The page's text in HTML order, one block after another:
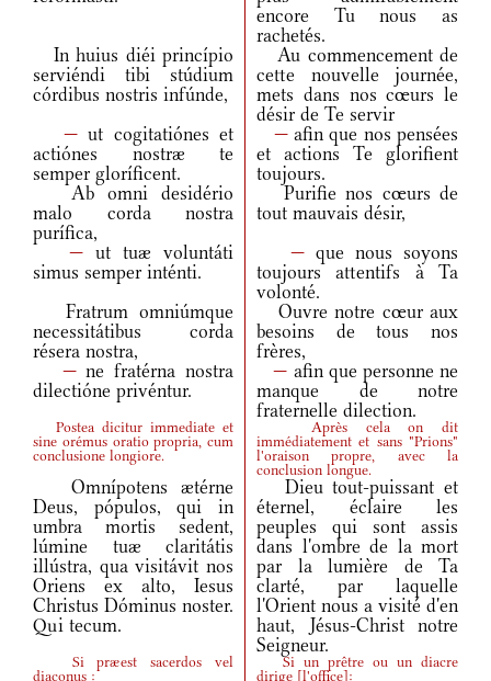
encore Tu nous as
rachetés.
In huius diéi princípio
serviéndi tibi stúdium
córdibus nostris infúnde,
Au commencement de
cette nouvelle journée,
mets dans nos cœurs le
désir de Te servir
— ut cogitatiónes et
actiónes nostræ te
semper gloríficent.
—afin que nos pensées
et actions Te glorifient
toujours.
Ab omni desidério
malo corda nostra
purífica,
Purifie nos cœurs de
tout mauvais désir,
— ut tuæ voluntáti
simus semper inténti.
—que nous soyons
toujours attentifs à Ta
volonté.
Fratrum omniúmque
necessitátibus corda
résera nostra,
Ouvre notre cœur aux
besoins de tous nos
frères,
—ne fratérna nostra
dilectióne privéntur.
— afin que personne ne
manque de notre
fraternelle dilection.
Postea dicitur immediate et
sine orémus oratio propria, cum
conclusione longiore.
Après cela on dit
immédiatement et sans "Prions"
l'oraison propre, avec la
conclusion longue.
Omnípotens ætérne
Deus, pópulos, qui in
umbra mortis sedent,
lúmine tuæ claritátis
illústra, qua visitávit nos
Oriens ex alto, Iesus
Christus Dóminus noster.
Qui tecum.
Dieu tout-puissant et
éternel, éclaire les
peuples qui sont assis
dans l'ombre de la mort
par la lumière de Ta
clarté, par laquelle
l'Orient nous a visité d'en
haut, Jésus-Christ notre
Seigneur.
Si præest sacerdos vel
diaconus :
Si un prêtre ou un diacre
dirige [l'office]: